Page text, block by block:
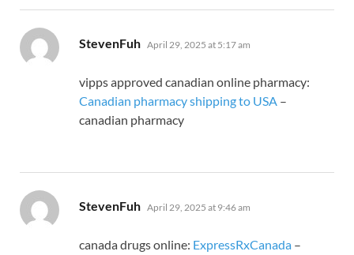
StevenFuh says:
April 29, 2025 at 5:17 am
vipps approved canadian online pharmacy:
Canadian pharmacy shipping to USA –
canadian pharmacy
StevenFuh says:
April 29, 2025 at 9:46 am
canada drugs online: ExpressRxCanada –